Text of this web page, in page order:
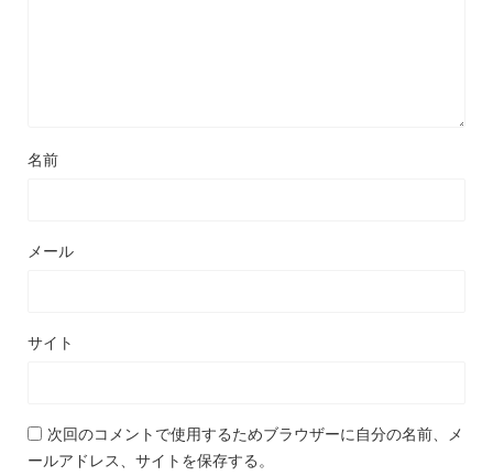
名前
メール
サイト
次回のコメントで使用するためブラウザーに自分の名前、メ
ールアドレス、サイトを保存する。